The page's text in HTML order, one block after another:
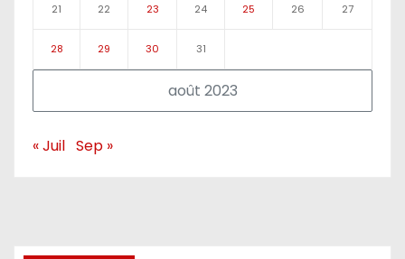
août 2023
21 22 23 24 25 26 27
28 29 30 31
« Juil Sep »